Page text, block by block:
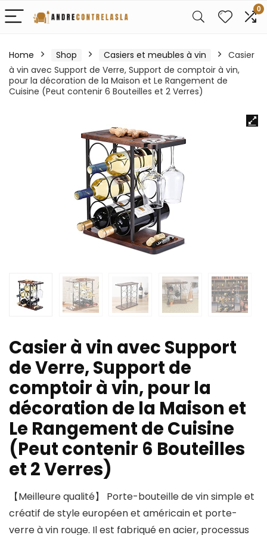
0
Home Shop Casiers et meubles à vin
Casier
à vin avec Support de Verre, Support de comptoir à vin,
pour la décoration de la Maison et Le Rangement de
Cuisine (Peut contenir 6 Bouteilles et 2 Verres)
Casier à vin avec Support
de Verre, Support de
comptoir à vin, pour la
décoration de la Maison et
Le Rangement de Cuisine
(Peut contenir 6 Bouteilles
et 2 Verres)
【Meilleure qualité】 Porte-bouteille de vin simple et
créatif de style européen et américain et porte-
verre à vin rouge. Il est fabriqué en acier, processus